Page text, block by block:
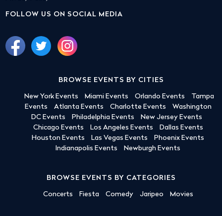
FOLLOW US ON SOCIAL MEDIA
BROWSE EVENTS BY CITIES
New York Events Miami Events Orlando Events
Tampa
Events
Atlanta Events Charlotte Events
Washington
DC Events
Philadelphia Events
New Jersey Events
Chicago Events
Los Angeles Events
Dallas Events
Houston Events
Las Vegas Events
Phoenix Events
Indianapolis Events
Newburgh Events
BROWSE EVENTS BY CATEGORIES
Concerts Fiesta Comedy Jaripeo Movies